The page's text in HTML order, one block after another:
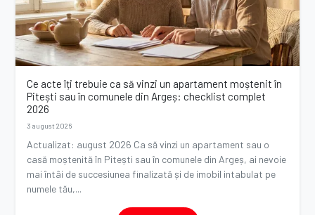
Ce acte îți trebuie ca să vinzi un apartament moștenit în
Pitești sau în comunele din Argeș: checklist complet
2026
3 august 2026
Actualizat: august 2026 Ca să vinzi un apartament sau o
casă moștenită în Pitești sau în comunele din Argeș, ai nevoie
mai întâi de succesiunea finalizată și de imobil intabulat pe
numele tău,...